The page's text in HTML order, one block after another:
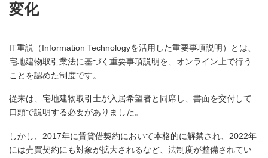
変化
IT重説（Information Technologyを活用した重要事項説明）とは、
宅地建物取引業法に基づく重要事項説明を、オンライン上で行う
ことを認めた制度です。
従来は、宅地建物取引士が入居希望者と同席し、書面を交付して
口頭で説明する必要がありました。
しかし、2017年に賃貸借契約において本格的に解禁され、2022年
には売買契約にも対象が拡大されるなど、法制度が整備されてい